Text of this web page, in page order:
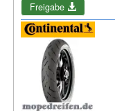
Freigabe